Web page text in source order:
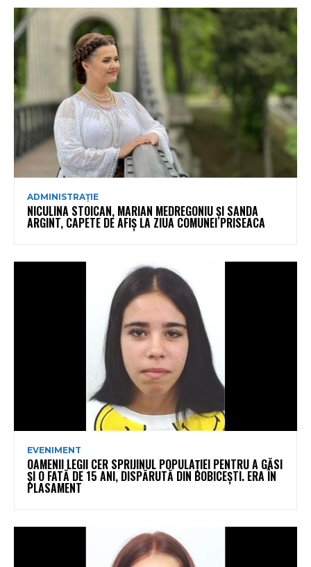
ADMINISTRAȚIE
NICULINA STOICAN, MARIAN MEDREGONIU ȘI SANDA
ARGINT, CAPETE DE AFIȘ LA ZIUA COMUNEI PRISEACA
EVENIMENT
OAMENII LEGII CER SPRIJINUL POPULAȚIEI PENTRU A GĂSI
ȘI O FATĂ DE 15 ANI, DISPĂRUTĂ DIN BOBICEȘTI. ERA ÎN
PLASAMENT